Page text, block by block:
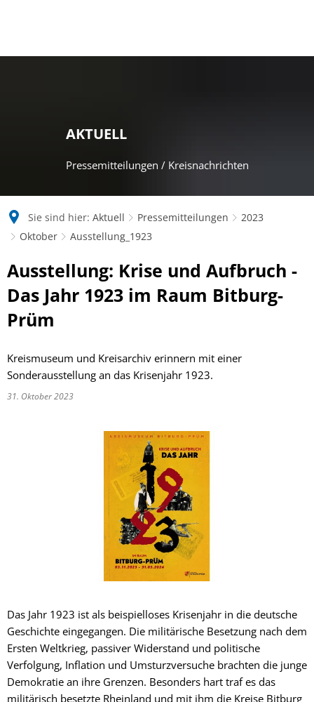
AKTUELL
Pressemitteilungen / Kreisnachrichten
Sie sind hier: Aktuell Pressemitteilungen
2023
Oktober
Ausstellung_1923
Ausstellung: Krise und Aufbruch -
Das Jahr 1923 im Raum Bitburg-
Prüm
Kreismuseum und Kreisarchiv erinnern mit einer
Sonderausstellung an das Krisenjahr 1923.
31. Oktober 2023
Das Jahr 1923 ist als beispielloses Krisenjahr in die deutsche
Geschichte eingegangen. Die militärische Besetzung nach dem
Ersten Weltkrieg, passiver Widerstand und politische
Verfolgung, Inflation und Umsturzversuche brachten die junge
Demokratie an ihre Grenzen. Besonders hart traf es das
militärisch besetzte Rheinland und mit ihm die Kreise Bitburg